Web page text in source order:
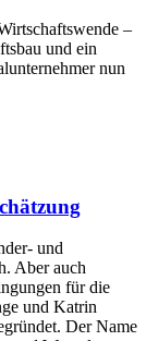
–
und ein
nun
und
Aber auch
für die
und Katrin
Der Name